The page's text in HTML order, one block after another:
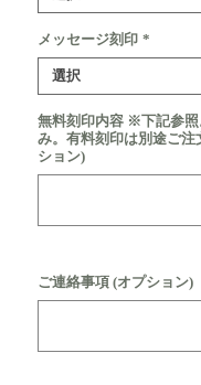
メッセージ刻印 *
無料刻印内容 ※下記参
み。有料刻印は別途ご注
ション)
ご連絡事項 (オプション)